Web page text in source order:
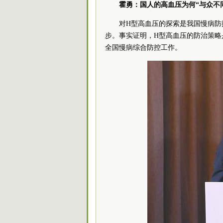
霍勇：国人的高血压为何“与众不
对H型高血压的探索是我国慢病
步。事实证明，H型高血压的防治策
全国慢病综合防控工作。